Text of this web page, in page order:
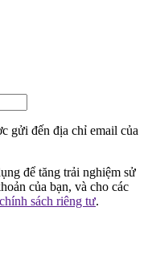
gửi đến địa chỉ email của
để tăng trải nghiệm sử
của bạn, và cho các
chính sách riêng tư.